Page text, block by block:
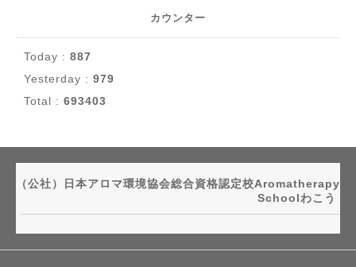
カウンター
Today : 887
Yesterday : 979
Total : 693403
（公社）日本アロマ環境協会総合資格認定校Aromatherapy
Schoolわこう